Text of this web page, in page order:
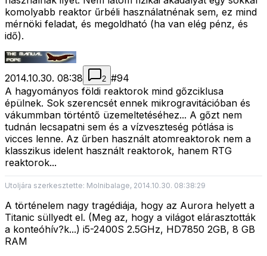
komolyabb reaktor űrbéli használatnénak sem, ez mind
mérnöki feladat, és megoldható (ha van elég pénz, és
idő).
2014.10.30. 08:38 2 #94
A hagyományos földi reaktorok mind gőzciklusa
épülnek. Sok szerencsét ennek mikrogravitációban és
vákummban történtő üzemeltetéséhez... A gőzt nem
tudnán lecsapatni sem és a vízveszteség pótlása is
vicces lenne. Az űrben használt atomreaktorok nem a
klasszikus idelent használt reaktorok, hanem RTG
reaktorok...
Utoljára szerkesztette: Molnibalage, 2014.10.30. 08:38:29
A történelem nagy tragédiája, hogy az Aurora helyett a
Titanic süllyedt el. (Meg az, hogy a világot elárasztották
a konteóhív?k...) i5-2400S 2.5GHz, HD7850 2GB, 8 GB
RAM